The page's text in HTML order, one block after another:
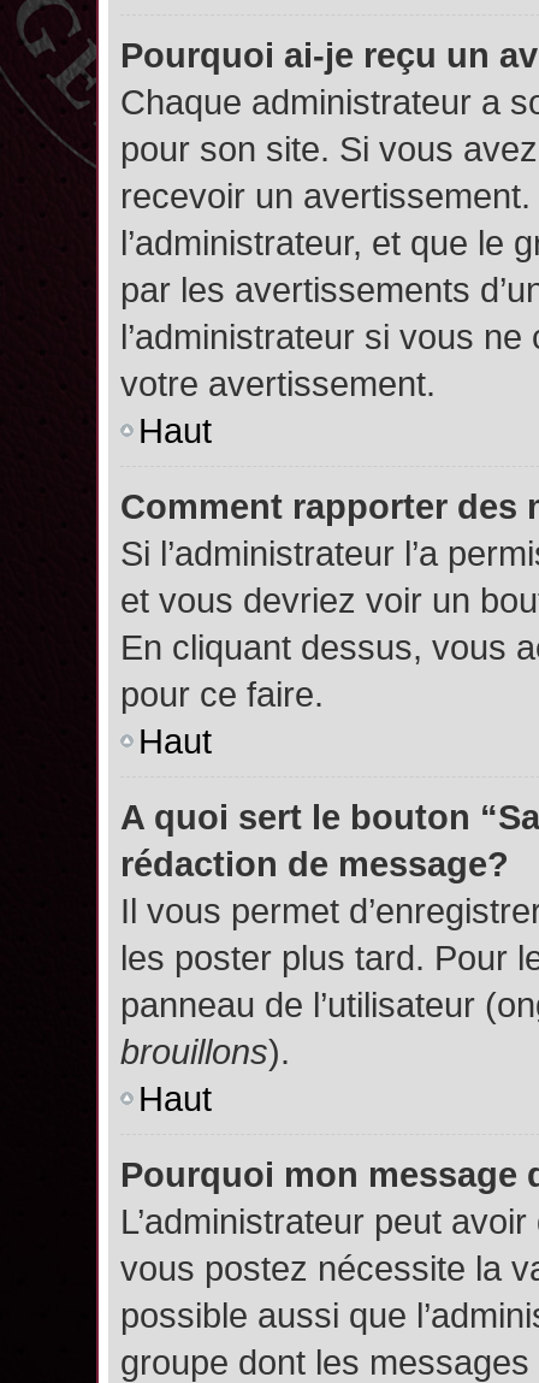
Pourquoi ai-je reçu un
Chaque administrateur a
pour son site. Si vous
recevoir un
l’administrateur, et que le
par les avertissements
l’administrateur si vous
votre avertissement.
Haut
Comment rapporter des
Si l’administrateur l’a
et vous devriez voir un
En cliquant dessus, vous
pour ce faire.
Haut
A quoi sert le bouton
rédaction de message?
Il vous permet
les poster plus tard. Pour
panneau de l’utilisateur
brouillons).
Haut
Pourquoi mon message
L’administrateur peut
vous postez nécessite la
possible aussi que
groupe dont les